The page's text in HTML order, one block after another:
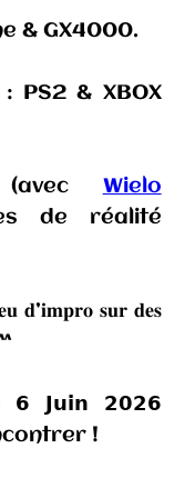
& GX4000.
: PS2 & XBOX
(avec Wielo
de réalité
𝐝’𝐢𝐦𝐩𝐫𝐨 𝐬𝐮𝐫 𝐝𝐞𝐬
𝟲 𝗝𝘂𝗶𝗻 𝟮𝟬𝟮𝟲
!